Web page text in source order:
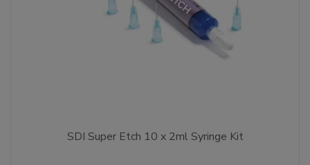
SDI Super Etch 10 x 2ml Syringe Kit